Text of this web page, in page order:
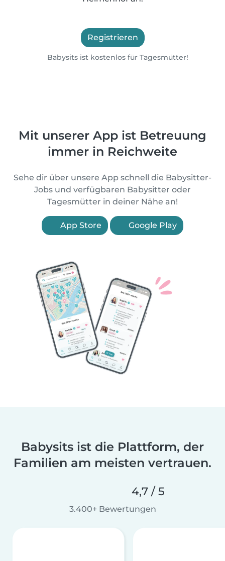
Registrieren
Babysits ist kostenlos für Tagesmütter!
Mit unserer App ist Betreuung
immer in Reichweite
Sehe dir über unsere App schnell die Babysitter-
Jobs und verfügbaren Babysitter oder
Tagesmütter in deiner Nähe an!
App Store Google Play
Babysits ist die Plattform, der
Familien am meisten vertrauen.
4,7 / 5
3.400+ Bewertungen